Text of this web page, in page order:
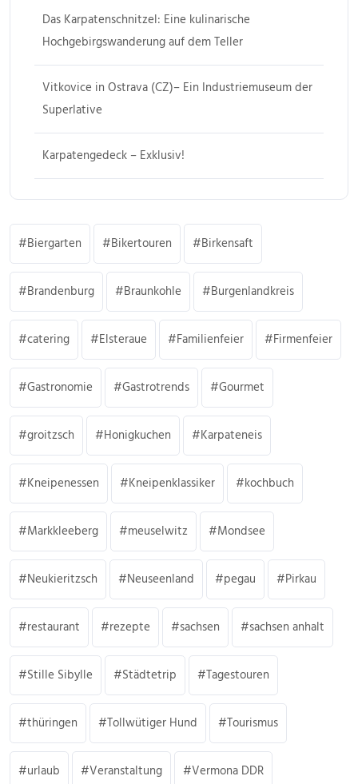
Das Karpatenschnitzel: Eine kulinarische
Hochgebirgswanderung auf dem Teller
Vitkovice in Ostrava (CZ)– Ein Industriemuseum der
Superlative
Karpatengedeck – Exklusiv!
Biergarten Bikertouren Birkensaft
Brandenburg Braunkohle Burgenlandkreis
catering Elsteraue Familienfeier Firmenfeier
Gastronomie Gastrotrends Gourmet
groitzsch Honigkuchen Karpateneis
Kneipenessen Kneipenklassiker kochbuch
Markkleeberg meuselwitz Mondsee
Neukieritzsch Neuseenland pegau Pirkau
restaurant rezepte sachsen sachsen anhalt
Stille Sibylle Städtetrip Tagestouren
thüringen Tollwütiger Hund Tourismus
urlaub Veranstaltung Vermona DDR